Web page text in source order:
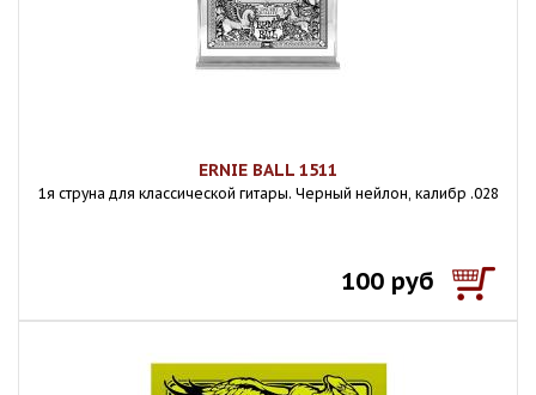
ERNIE BALL 1511
1я струна для классической гитары. Черный нейлон, калибр .028
100 руб